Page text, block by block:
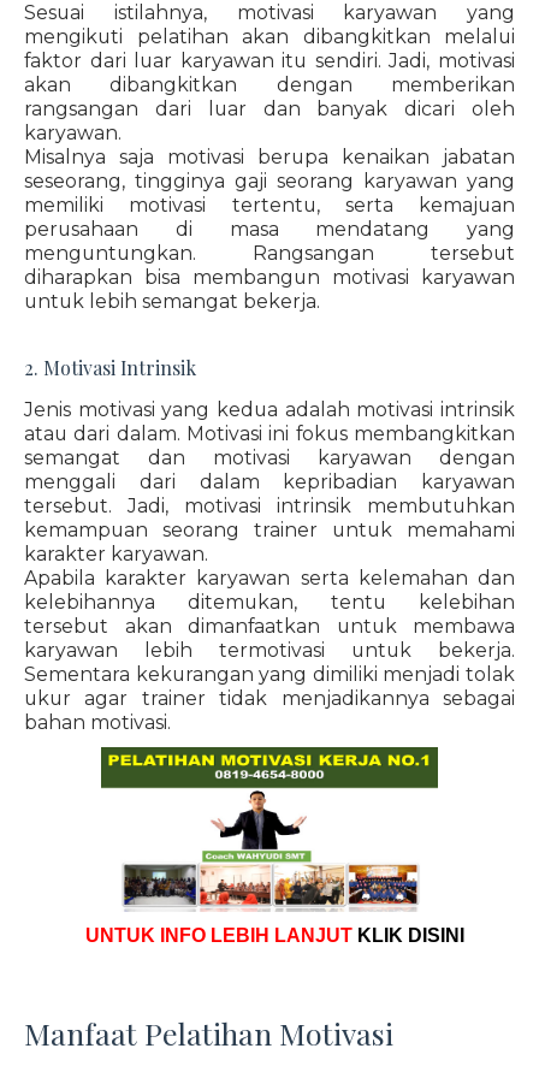
Sesuai istilahnya, motivasi karyawan yang
mengikuti pelatihan akan dibangkitkan melalui
faktor dari luar karyawan itu sendiri. Jadi, motivasi
akan dibangkitkan dengan memberikan
rangsangan dari luar dan banyak dicari oleh
karyawan.
Misalnya saja motivasi berupa kenaikan jabatan
seseorang, tingginya gaji seorang karyawan yang
memiliki motivasi tertentu, serta kemajuan
perusahaan di masa mendatang yang
menguntungkan. Rangsangan tersebut
diharapkan bisa membangun motivasi karyawan
untuk lebih semangat bekerja.
2. Motivasi Intrinsik
Jenis motivasi yang kedua adalah motivasi intrinsik
atau dari dalam. Motivasi ini fokus membangkitkan
semangat dan motivasi karyawan dengan
menggali dari dalam kepribadian karyawan
tersebut. Jadi, motivasi intrinsik membutuhkan
kemampuan seorang trainer untuk memahami
karakter karyawan.
Apabila karakter karyawan serta kelemahan dan
kelebihannya ditemukan, tentu kelebihan
tersebut akan dimanfaatkan untuk membawa
karyawan lebih termotivasi untuk bekerja.
Sementara kekurangan yang dimiliki menjadi tolak
ukur agar trainer tidak menjadikannya sebagai
bahan motivasi.
UNTUK INFO LEBIH LANJUT KLIK DISINI
Manfaat Pelatihan Motivasi